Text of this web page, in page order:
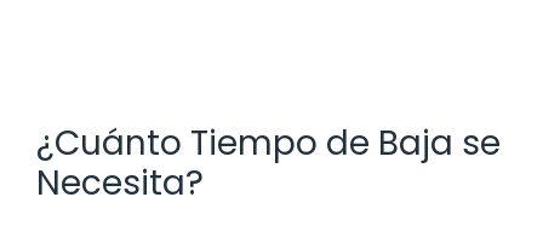
¿Cuánto Tiempo de Baja se
Necesita?